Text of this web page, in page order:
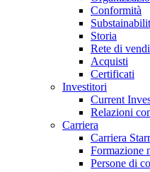
Conformità
Storia
Rete di
Acquisti
Certificati
Investitori
Current
Relazioni
Carriera
Carriera
Formazione
Persone di